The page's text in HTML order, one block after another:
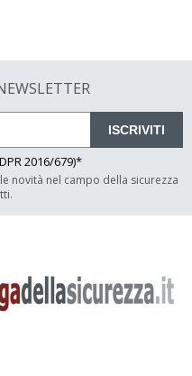
ISCRIVITI
2016/679)*
novità nel campo della sicurezza